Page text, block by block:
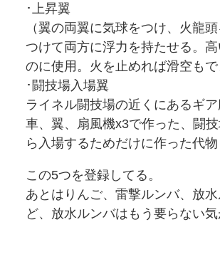
･上昇翼
（翼の両翼に気球をつけ、火龍
つけて両方に浮力を持たせる。
のに使用。火を止めれば滑空もで
･闘技場入場翼
ライネル闘技場の近くにあるギ
車、翼、扇風機x3で作った、闘
ら入場するためだけに作った代物
この5つを登録してる。
あとはりんご、雷撃ルンバ、放
ど、放水ルンバはもう要らない